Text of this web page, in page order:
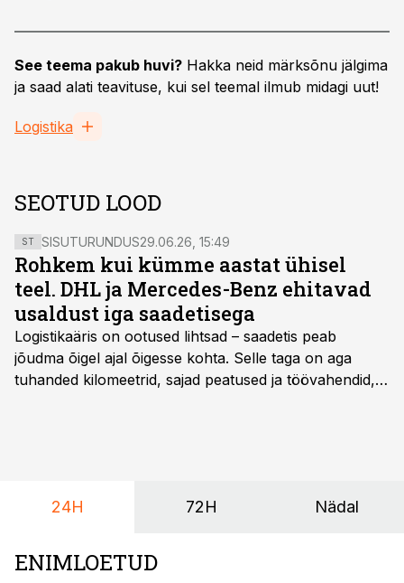
See teema pakub huvi? Hakka neid märksõnu jälgima
ja saad alati teavituse, kui sel teemal ilmub midagi uut!
Logistika
SEOTUD LOOD
ST SISUTURUNDUS29.06.26, 15:49
Rohkem kui kümme aastat ühisel
teel. DHL ja Mercedes-Benz ehitavad
usaldust iga saadetisega
Logistikaäris on ootused lihtsad – saadetis peab
jõudma õigel ajal õigesse kohta. Selle taga on aga
tuhanded kilomeetrid, sajad peatused ja töövahendid,
24H 72H Nädal
ENIMLOETUD